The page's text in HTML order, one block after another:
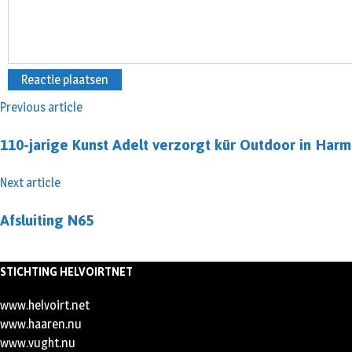
Previous article
110-jarige Kunst Adelt verzorgt kür Outdoor in
Next article
Afsluiting N65
STICHTING HELVOIRTNET
www.helvoirt.net
www.haaren.nu
www.vught.nu